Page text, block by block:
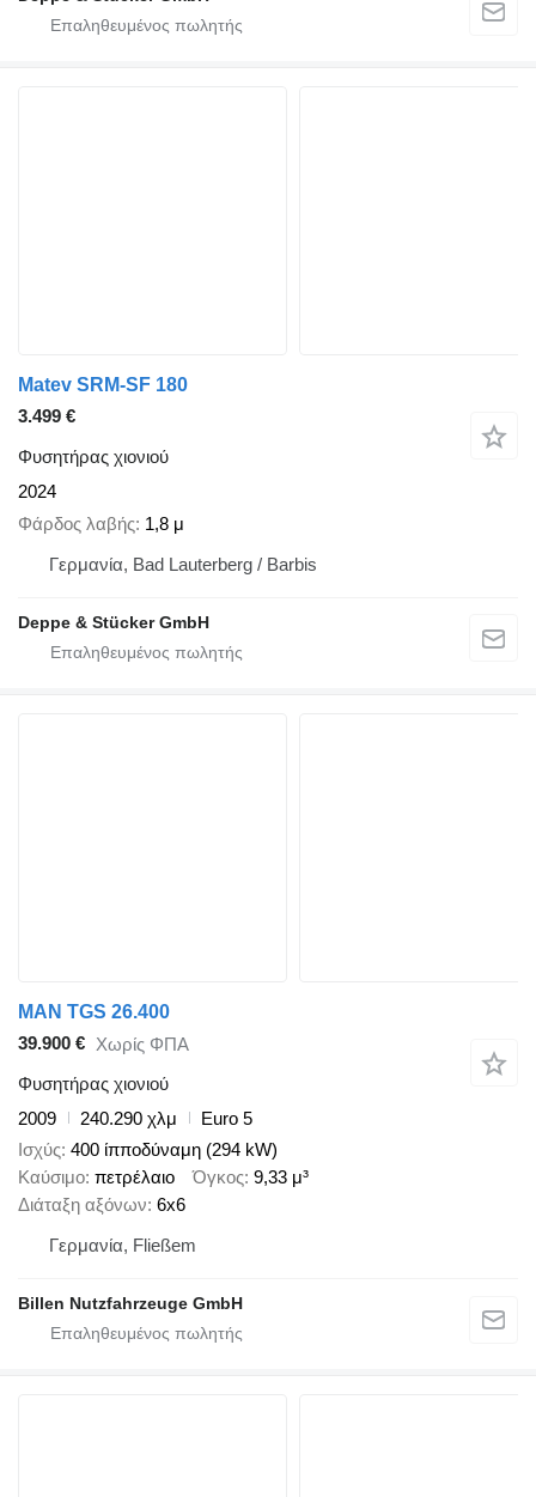
Matev SRM-SF 180
3.499 €
Φυσητήρας χιονιού
2024
Φάρδος λαβής 1,8 μ
Γερμανία, Bad Lauterberg / Barbis
Deppe & Stücker GmbH
MAN TGS 26.400
39.900 € Χωρίς ΦΠΑ
Φυσητήρας χιονιού
2009
240.290 χλμ
Euro 5
Ισχύς 400 ίπποδύναμη (294 kW)
Καύσιμο πετρέλαιο Όγκος 9,33 μ³
Διάταξη αξόνων 6x6
Γερμανία, Fließem
Billen Nutzfahrzeuge GmbH